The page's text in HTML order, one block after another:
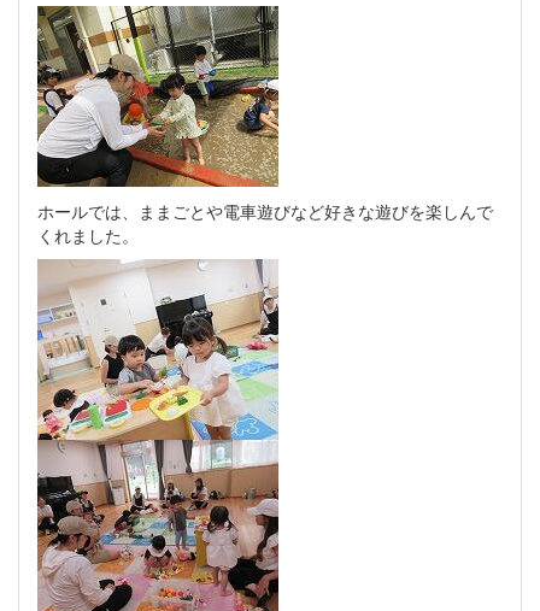
ホールでは、ままごとや電車遊びなど好きな遊びを楽しんで
くれました。